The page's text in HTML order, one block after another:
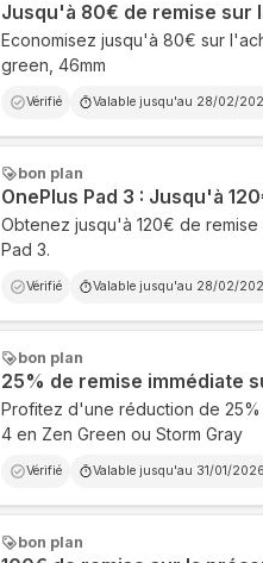
Jusqu'à 80€ de remise sur
Economisez jusqu'à 80€ sur
green, 46mm
Vérifié Valable jusqu'au 28/02/
bon plan
OnePlus Pad 3 : Jusqu'à
Obtenez jusqu'à 120€ de
Pad 3.
Vérifié Valable jusqu'au 28/02/
bon plan
25% de remise immédiate
Profitez d'une réduction de
4 en Zen Green ou Storm Gray
Vérifié Valable jusqu'au 31/01/2026
bon plan